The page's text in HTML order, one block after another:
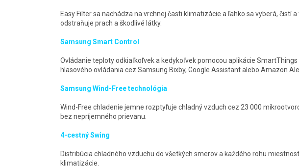
Easy Filter sa nachádza na vrchnej časti klimatizácie a ľahko sa vyberá, čistí
odstraňuje prach a škodlivé látky.
Samsung Smart Control
Ovládanie teploty odkiaľkoľvek a kedykoľvek pomocou aplikácie
hlasového ovládania cez Samsung Bixby, Google Assistant alebo Amazon
Samsung Wind-Free technológia
Wind-Free chladenie jemne rozptyľuje chladný vzduch cez 23 000
bez nepríjemného prievanu.
4-cestný Swing
Distribúcia chladného vzduchu do všetkých smerov a každého rohu
klimatizácie.